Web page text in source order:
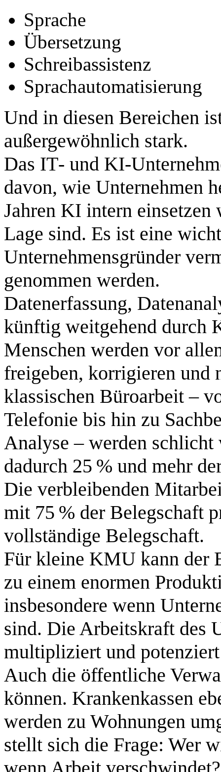
Sprache
Übersetzung
Schreibassistenz
Sprachautomatisierung
Und in diesen Bereichen
außergewöhnlich stark.
Das IT‑ und
davon, wie Unternehmen
Jahren KI intern einsetzen
Lage sind. Es ist eine
Unternehmensgründer
genommen werden.
Datenerfassung,
künftig weitgehend durch
Menschen werden vor
freigeben, korrigieren und
klassischen Büroarbeit –
Telefonie bis hin zu
Analyse – werden
dadurch 25 % und mehr
Die verbleibenden
mit 75 % der Belegschaft
vollständige Belegschaft.
Für kleine KMU kann der
zu einem enormen
insbesondere wenn
sind. Die Arbeitskraft des
multipliziert und
Auch die öffentliche
können. Krankenkassen
werden zu Wohnungen
stellt sich die Frage: Wer